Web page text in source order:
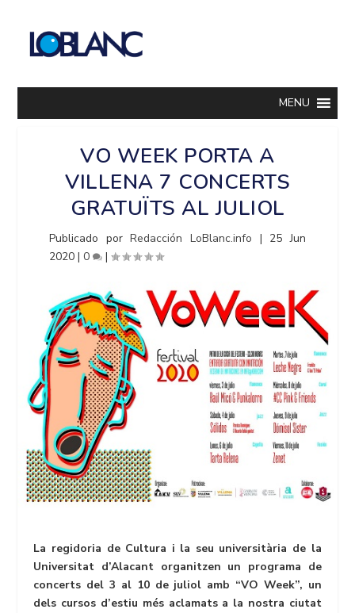
MENU
VO WEEK PORTA A
VILLENA 7 CONCERTS
GRATUÏTS AL JULIOL
Publicado porRedacción LoBlanc.info | 25 Jun
2020 |0 |
La regidoria de Cultura i la seu universitària de la
Universitat d’Alacant organitzen un programa de
concerts del 3 al 10 de juliol amb “VO Week”, un
dels cursos d’estiu més aclamats a la nostra ciutat